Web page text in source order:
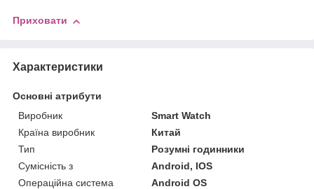
Приховати
Характеристики
Основні атрибути
Виробник
Smart Watch
Країна виробник
Китай
Тип
Розумні годинники
Сумісність з
Android, IOS
Операційна система
Android OS